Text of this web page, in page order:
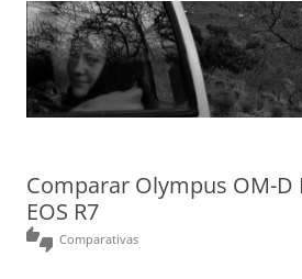
Comparar Olympus OM-D
EOS R7
thumbs_up_down Comparativas